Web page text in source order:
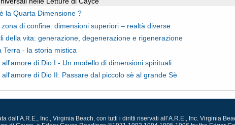
la Quarta Dimensione ?
di confine: dimensioni superiori – realtà diverse
della vita: generazione, degenerazione e rigenerazione
Terra - la storia mistica
all'amore di Dio I - Un modello di dimensioni spirituali
all'amore di Dio II: Passare dal piccolo sè al grande Sè
Inc., Virginia Beach, con tutti i diritti riservati all’A.R.E., Inc. Virginia